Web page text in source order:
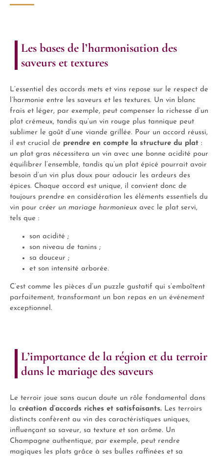
Les bases de l’harmonisation des
saveurs et textures
L’essentiel des accords mets et vins repose sur le respect de
l’harmonie entre les saveurs et les textures. Un vin blanc
frais et léger, par exemple, peut compenser la richesse d’un
plat crémeux, tandis qu’un vin rouge plus tannique peut
sublimer le goût d’une viande grillée. Pour un accord réussi,
il est crucial de prendre en compte la structure du plat :
un plat gras nécessitera un vin avec une bonne acidité pour
équilibrer l’ensemble, tandis qu’un plat épicé pourrait avoir
besoin d’un vin plus doux pour adoucir les ardeurs des
épices. Chaque accord est unique, il convient donc de
toujours prendre en considération les éléments essentiels du
vin pour créer un mariage harmonieux avec le plat servi,
tels que :
son acidité ;
son niveau de tanins ;
sa douceur ;
et son intensité arborée.
C’est comme les pièces d’un puzzle gustatif qui s’emboîtent
parfaitement, transformant un bon repas en un événement
exceptionnel.
L’importance de la région et du terroir
dans le mariage des saveurs
Le terroir joue sans aucun doute un rôle fondamental dans
la création d’accords riches et satisfaisants. Les terroirs
distincts confèrent au vin des caractéristiques uniques,
influençant sa saveur, sa texture et son arôme. Un
Champagne authentique, par exemple, peut rendre
magiques les plats grâce à ses bulles raffinées et sa